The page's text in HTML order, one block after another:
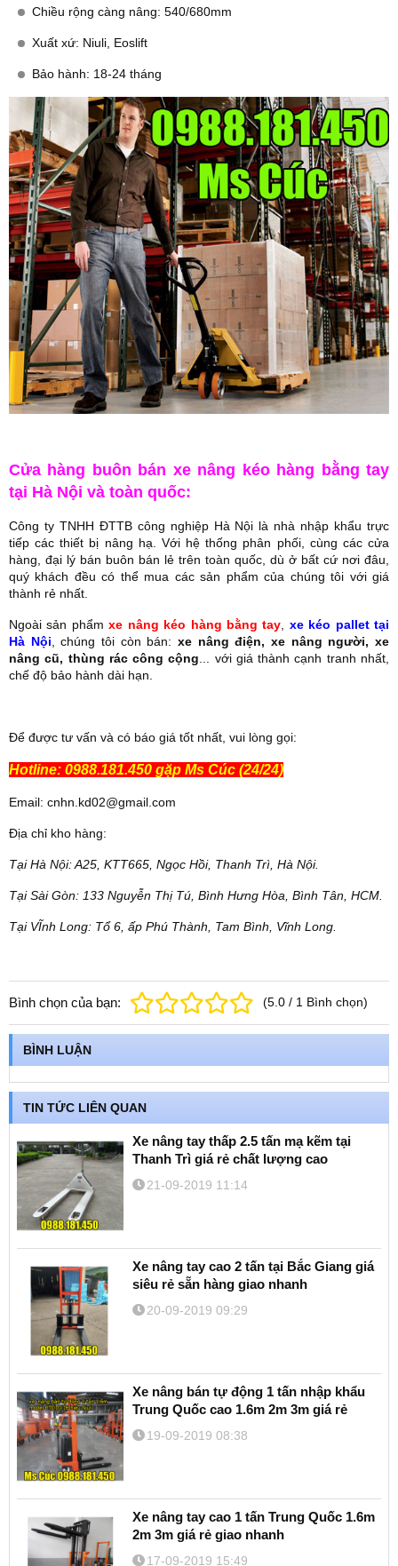
Chiều rộng càng nâng: 540/680mm
Xuất xứ: Niuli, Eoslift
Bảo hành: 18-24 tháng
Cửa hàng buôn bán xe nâng kéo hàng bằng tay
tại Hà Nội và toàn quốc:
Công ty TNHH ĐTTB công nghiệp Hà Nội là nhà nhập khẩu trực
tiếp các thiết bị nâng hạ. Với hệ thống phân phối, cùng các cửa
hàng, đại lý bán buôn bán lẻ trên toàn quốc, dù ở bất cứ nơi đâu,
quý khách đều có thể mua các sản phẩm của chúng tôi với giá
thành rẻ nhất.
Ngoài sản phẩmxe nâng kéo hàng bằng tay
xe kéo pallet tại
Hà Nội , chúng tôi còn bán:xe nâng điện, xe nâng người, xe
nâng cũ, thùng rác công cộng ... với giá thành cạnh tranh nhất,
chế độ bảo hành dài hạn.
Để được tư vấn và có báo giá tốt nhất, vui lòng gọi:
Hotline: 0988.181.450 gặp Ms Cúc (24/24)
Email: cnhn.kd02@gmail.com
Địa chỉ kho hàng:
Tại Hà Nội: A25, KTT665, Ngọc Hồi, Thanh Trì, Hà Nội.
Tại Sài Gòn: 133 Nguyễn Thị Tú, Bình Hưng Hòa, Bình Tân, HCM.
Tại VĨnh Long: Tổ 6, ấp Phú Thành, Tam Bình, Vĩnh Long.
Bình chọn của bạn: (5.0 / 1 Bình chọn)
BÌNH LUẬN
TIN TỨC LIÊN QUAN
Xe nâng tay thấp 2.5 tấn mạ kẽm tại
Thanh Trì giá rẻ chất lượng cao
21-09-2019 11:14
Xe nâng tay cao 2 tấn tại Bắc Giang giá
siêu rẻ sẵn hàng giao nhanh
20-09-2019 09:29
Xe nâng bán tự động 1 tấn nhập khẩu
Trung Quốc cao 1.6m 2m 3m giá rẻ
19-09-2019 08:38
Xe nâng tay cao 1 tấn Trung Quốc 1.6m
2m 3m giá rẻ giao nhanh
17-09-2019 15:49